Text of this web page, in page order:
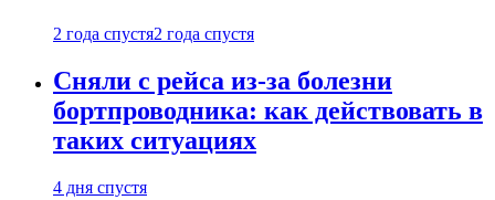
2 года спустя2 года спустя
Сняли с рейса из-за болезни
бортпроводника: как действовать в
таких ситуациях
4 дня спустя